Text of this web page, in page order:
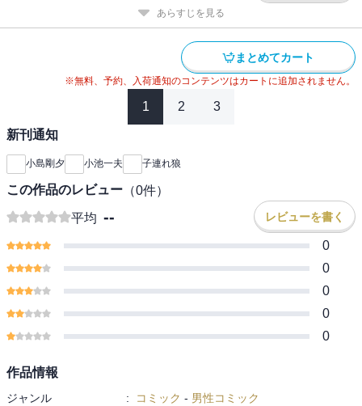
あらすじを見る
まとめてカート
※無料、予約、入荷通知のコンテンツはカートに追加されません。
1 2 3
新刊通知
小島剛夕 小池一夫 子連れ狼
この作品のレビュー （0件）
平均 -- レビューを書く
0
0
0
0
0
作品情報
ジャンル : コミック - 男性コミック